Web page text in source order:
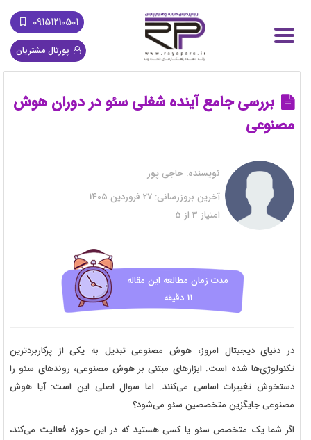
09151210501
پورتال مشتریان
بررسی جامع آینده شغلی سئو در دوران هوش
مصنوعی
نویسنده: حاجی پور
آخرین بروزرسانی:
امتیاز 3 از 5
مدت زمان مطالعه این مقاله
11 دقیقه
در دنیای دیجیتال امروز، هوش مصنوعی تبدیل به یکی از پرکاربردترین
تکنولوژی‌ها شده است. ابزارهای مبتنی بر هوش مصنوعی، روندهای سئو را
دستخوش تغییرات اساسی می‌کنند. اما سوال اصلی این است: آیا هوش
مصنوعی جایگزین متخصصین سئو می‌شود؟
اگر شما یک متخصص سئو یا کسی هستید که در این حوزه فعالیت می‌کند،